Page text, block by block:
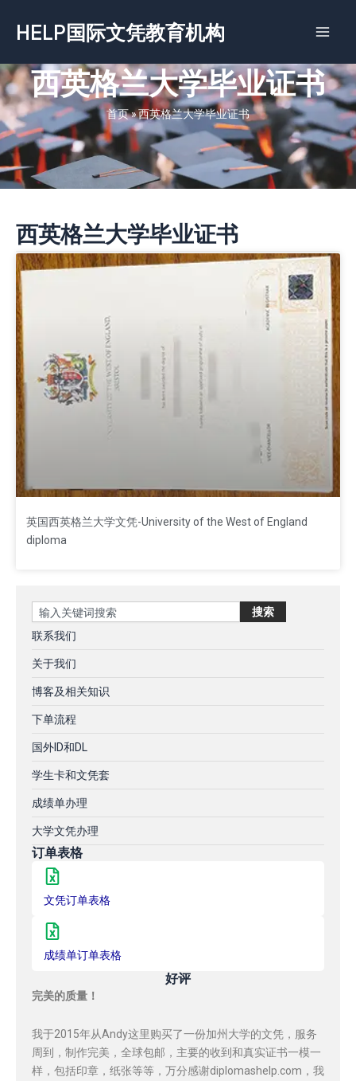
容
HELP国际文凭教育机构
西英格兰大学毕业证书
首页»西英格兰大学毕业证书
西英格兰大学毕业证书
英国西英格兰大学文凭-University of the West of England
diploma
Search 搜索
联系我们
关于我们
博客及相关知识
下单流程
国外ID和DL
学生卡和文凭套
成绩单办理
大学文凭办理
订单表格
文凭订单表格
成绩单订单表格
好评
完美的质量！
我于2015年从Andy这里购买了一份加州大学的文凭，服务
周到，制作完美，全球包邮，主要的收到和真实证书一模一
样，包括印章，纸张等等，万分感谢diplomashelp.com，我